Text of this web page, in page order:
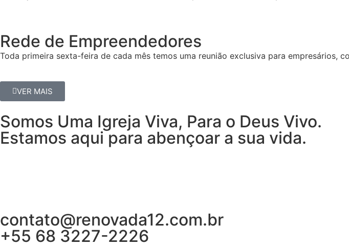
Rede de Empreendedores
Toda primeira sexta-feira de cada mês temos uma reunião exclusiva para empresários,
VER MAIS
Somos Uma Igreja Viva, Para o Deus Vivo.
Estamos aqui para abençoar a sua vida.
contato@renovada12.com.br
+55 68 3227-2226